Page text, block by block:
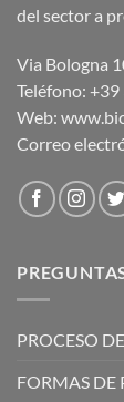
del sector a
Via Bologna
Teléfono:
Web:
Correo
PROCESO
FORMAS DE